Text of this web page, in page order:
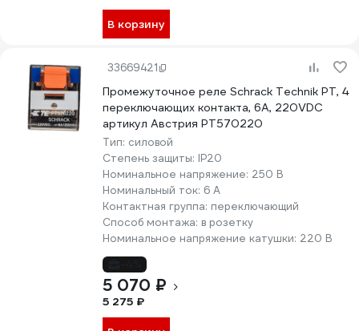
В корзину
33669421
Промежуточное реле Schrack Technik PT, 4
переключающих контакта, 6А, 220VDC
артикул Австрия PT570220
Тип: силовой
Степень защиты: IP20
Номинальное напряжение: 250 В
Номинальный ток: 6 А
Контактная группа: переключающий
Способ монтажа: в розетку
Номинальное напряжение катушки: 220 В
5 070 ₽
5 275 ₽